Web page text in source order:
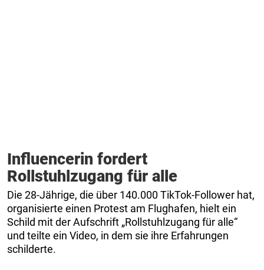
Influencerin fordert
Rollstuhlzugang für alle
Die 28-Jährige, die über 140.000 TikTok-Follower hat,
organisierte einen Protest am Flughafen, hielt ein
Schild mit der Aufschrift „Rollstuhlzugang für alle“
und teilte ein Video, in dem sie ihre Erfahrungen
schilderte.